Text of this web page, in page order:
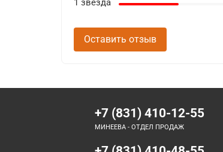
1 звезда
Оставить отзыв
+7 (831) 410-12-55
МИНЕЕВА - ОТДЕЛ ПРОДАЖ